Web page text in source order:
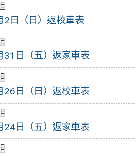
2日（日）返校車表
31日（五）返家車表
26日（日）返校車表
24日（五）返家車表